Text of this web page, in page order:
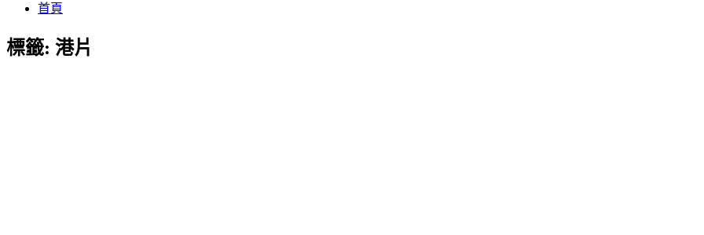
首頁
標籤: 港片